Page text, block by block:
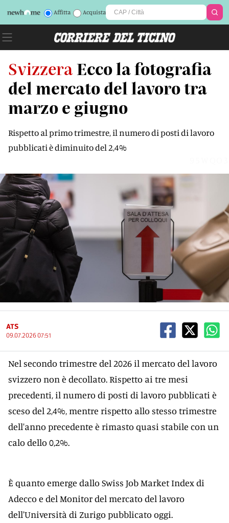
Affitta Acquista
Svizzera Ecco la fotografia
del mercato del lavoro tra
marzo e giugno
Rispetto al primo trimestre, il numero di posti di lavoro
pubblicati è diminuito del 2,4%
ATS
09.07.2026 07:51
Nel secondo trimestre del 2026 il mercato del lavoro
svizzero non è decollato. Rispetto ai tre mesi
precedenti, il numero di posti di lavoro pubblicati è
sceso del 2,4%, mentre rispetto allo stesso trimestre
dell'anno precedente è rimasto quasi stabile con un
calo dello 0,2%.
È quanto emerge dallo Swiss Job Market Index di
Adecco e del Monitor del mercato del lavoro
dell'Università di Zurigo pubblicato oggi.